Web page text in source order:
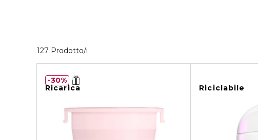
127 Prodotto/i
Ricarica
30%
Riciclabile